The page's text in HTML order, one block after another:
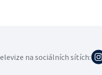
na sociálních sítích: